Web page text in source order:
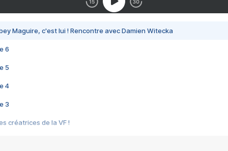
Maguire, c'est lui ! Rencontre avec Damien Witecka
6
5
4
3
créatrices de la VF !